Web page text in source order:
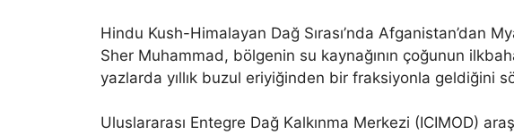
Hindu Kush-Himalayan Dağ Sırası’nda Afganistan’dan
Sher Muhammad, bölgenin su kaynağının çoğunun
yazlarda yıllık buzul eriyiğinden bir fraksiyonla geldiğini
Uluslararası Entegre Dağ Kalkınma Merkezi (ICIMOD)